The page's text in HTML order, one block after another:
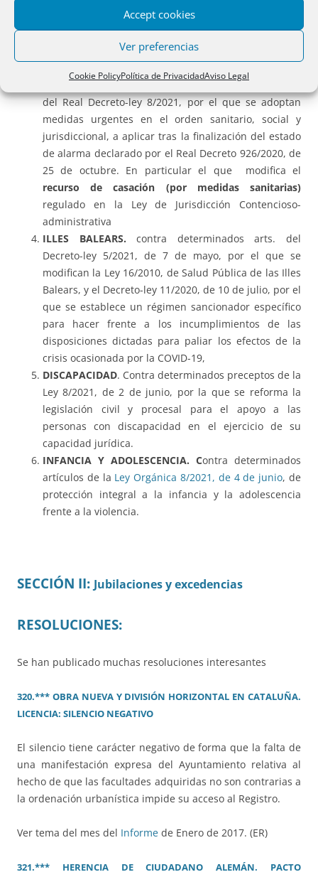
Accept cookies
Ver preferencias
Cookie PolicyPolítica de PrivacidadAviso Legal
Contra el Decreto-ley de la Generalitat de
Cataluña 37/2020, de refuerzo de laprotección del
derecho a la vivienda ante los efectos de la
ESTADO DE ALARMA.
Contra determinados artículos
del Real Decreto-ley 8/2021, por el que se adoptan
medidas urgentes en el orden sanitario, social y
jurisdiccional, a aplicar tras la finalización del estado
de alarma declarado por el Real Decreto 926/2020, de
25 de octubre. En particular el que modifica el
recurso de casación (por medidas sanitarias)
regulado en la Ley de Jurisdicción Contencioso-
administrativa
ILLES BALEARS. contra determinados arts. del
Decreto-ley 5/2021, de 7 de mayo, por el que se
modifican la Ley 16/2010, de Salud Pública de las Illes
Balears, y el Decreto-ley 11/2020, de 10 de julio, por el
que se establece un régimen sancionador específico
para hacer frente a los incumplimientos de las
disposiciones dictadas para paliar los efectos de la
crisis ocasionada por la COVID-19,
DISCAPACIDAD. Contra determinados preceptos de la
Ley 8/2021, de 2 de junio, por la que se reforma la
legislación civil y procesal para el apoyo a las
personas con discapacidad en el ejercicio de su
capacidad jurídica.
INFANCIA Y ADOLESCENCIA. Contra determinados
artículos de la Ley Orgánica 8/2021, de 4 de junio, de
protección integral a la infancia y la adolescencia
frente a la violencia.
SECCIÓN II: Jubilaciones y excedencias
RESOLUCIONES:
Se han publicado muchas resoluciones interesantes
320.*** OBRA NUEVA Y DIVISIÓN HORIZONTAL EN CATALUÑA.
LICENCIA: SILENCIO NEGATIVO
El silencio tiene carácter negativo de forma que la falta de
una manifestación expresa del Ayuntamiento relativa al
hecho de que las facultades adquiridas no son contrarias a
la ordenación urbanística impide su acceso al Registro.
Ver tema del mes del Informe de Enero de 2017. (ER)
321.*** HERENCIA DE CIUDADANO ALEMÁN. PACTO